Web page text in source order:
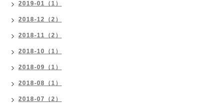
2019-01（1）
2018-12（2）
2018-11（2）
2018-10（1）
2018-09（1）
2018-08（1）
2018-07（2）